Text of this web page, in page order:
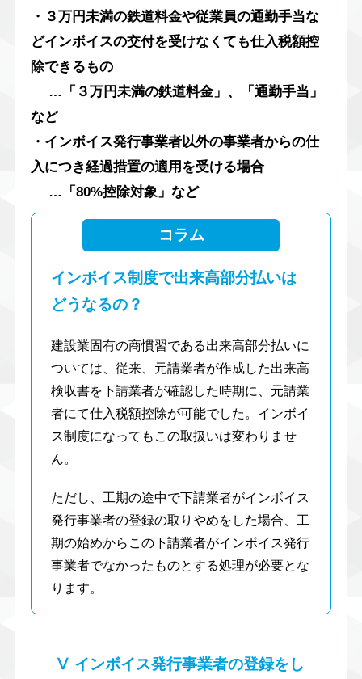
・３万円未満の鉄道料金や従業員の通勤手当な
どインボイスの交付を受けなくても仕入税額控
除できるもの
…「３万円未満の鉄道料金」、「通勤手当」
など
・インボイス発行事業者以外の事業者からの仕
入につき経過措置の適用を受ける場合
…「80%控除対象」など
コラム
インボイス制度で出来高部分払いは
どうなるの？
建設業固有の商慣習である出来高部分払いに
ついては、従来、元請業者が作成した出来高
検収書を下請業者が確認した時期に、元請業
者にて仕入税額控除が可能でした。インボイ
ス制度になってもこの取扱いは変わりませ
ん。
ただし、工期の途中で下請業者がインボイス
発行事業者の登録の取りやめをした場合、工
期の始めからこの下請業者がインボイス発行
事業者でなかったものとする処理が必要とな
ります。
Ⅴ インボイス発行事業者の登録をし